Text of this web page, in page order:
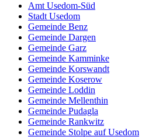
Amt Usedom-Süd
Stadt Usedom
Gemeinde Benz
Gemeinde Dargen
Gemeinde Garz
Gemeinde Kamminke
Gemeinde Korswandt
Gemeinde Koserow
Gemeinde Loddin
Gemeinde Mellenthin
Gemeinde Pudagla
Gemeinde Rankwitz
Gemeinde Stolpe auf Usedom